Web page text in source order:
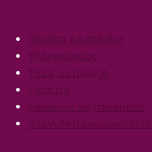
FooterOhjeita käyttäjille
Yhteystiedot
Tilaa uutiskirje
Palaute
Palvelun käyttöehdot
Saavutettavuusseloste